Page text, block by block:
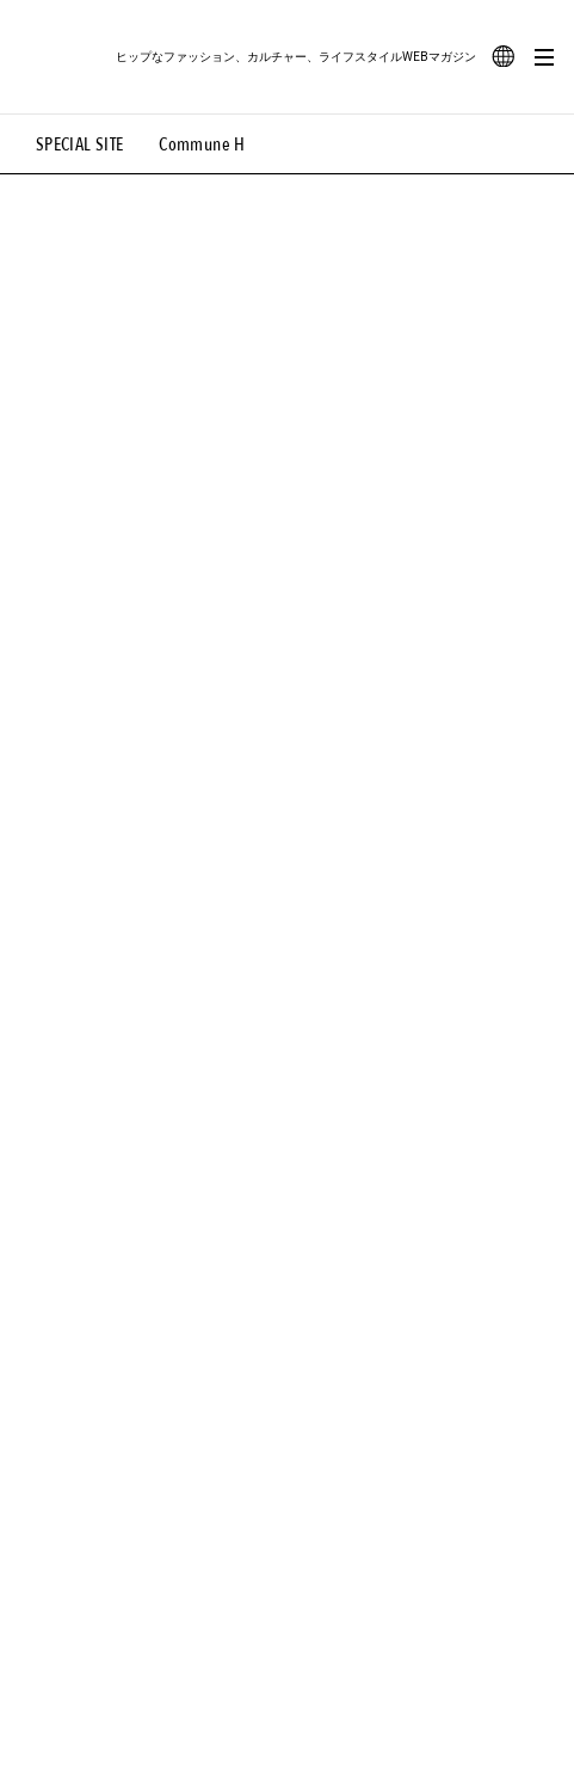
SPECIAL SITE Commune H
ヒップなファッション、カルチャー、ライフスタイルWEBマガジン
#路地裏てぃーん。 #MONTHLY JOURNAL
#MOVIE #LIFESTYLE #SNEAKER #OUTDOOR